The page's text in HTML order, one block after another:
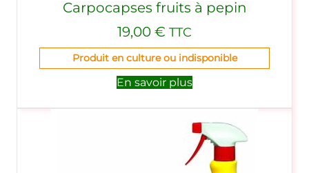
Carpocapses fruits à pepin
19,00 € TTC
Produit en culture ou indisponible
En savoir plus